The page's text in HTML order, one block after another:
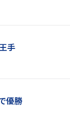
手
優勝